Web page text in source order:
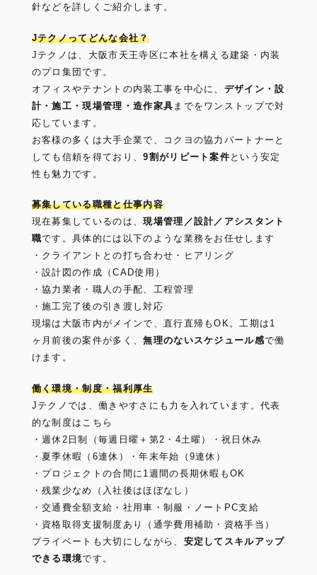
針などを詳しくご紹介します。
Jテクノってどんな会社？
Jテクノは、大阪市天王寺区に本社を構える建築・内装
のプロ集団です。
オフィスやテナントの内装工事を中心に、 デザイン・設
計・施工・現場管理・造作家具 までをワンストップで対
応しています。
お客様の多くは大手企業で、コクヨの協力パートナーと
しても信頼を得ており、9割がリピート案件 という安定
性も魅力です。
募集している職種と仕事内容
現在募集しているのは、現場管理／設計／アシスタント
職です。具体的には以下のような業務をお任せします
・クライアントとの打ち合わせ・ヒアリング
・設計図の作成（CAD使用）
・協力業者・職人の手配、工程管理
・施工完了後の引き渡し対応
現場は大阪市内がメインで、直行直帰もOK。工期は1
ヶ月前後の案件が多く、無理のないスケジュール感で働
けます。
働く環境・制度・福利厚生
Jテクノでは、働きやすさにも力を入れています。代表
的な制度はこちら
・週休2日制（毎週日曜＋第2・4土曜）・祝日休み
・夏季休暇（6連休）・年末年始（9連休）
・プロジェクトの合間に1週間の長期休暇もOK
・残業少なめ（入社後はほぼなし）
・交通費全額支給・社用車・制服・ノートPC支給
・資格取得支援制度あり（通学費用補助・資格手当）
プライベートも大切にしながら、 安定してスキルアップ
できる環境です。